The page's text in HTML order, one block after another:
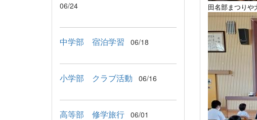
田名部まつりや
06/24
中学部 宿泊学習 06/18
小学部 クラブ活動 06/16
高等部 修学旅行 06/01